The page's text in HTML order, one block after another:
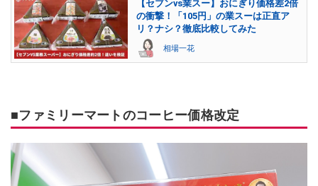
【セブンvs業スー】おにぎり価格差2倍
の衝撃！「105円」の業スーは正直ア
リ？ナシ？徹底比較してみた
相場一花
■ファミリーマートのコーヒー価格改定